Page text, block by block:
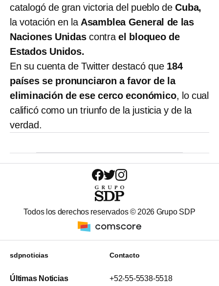
catalogó de gran victoria del pueblo deCuba,
la votación en la Asamblea General de las
Naciones Unidascontrael bloqueo de
Estados Unidos.
En su cuenta de Twitter destacó que184
países se pronunciaron a favor de la
eliminación de ese cerco económico, lo cual
calificó como un triunfo de la justicia y de la
verdad.
Todos los derechos reservados © 2026 Grupo SDP
sdpnoticias
Últimas Noticias
Contacto
+52-55-5538-5518